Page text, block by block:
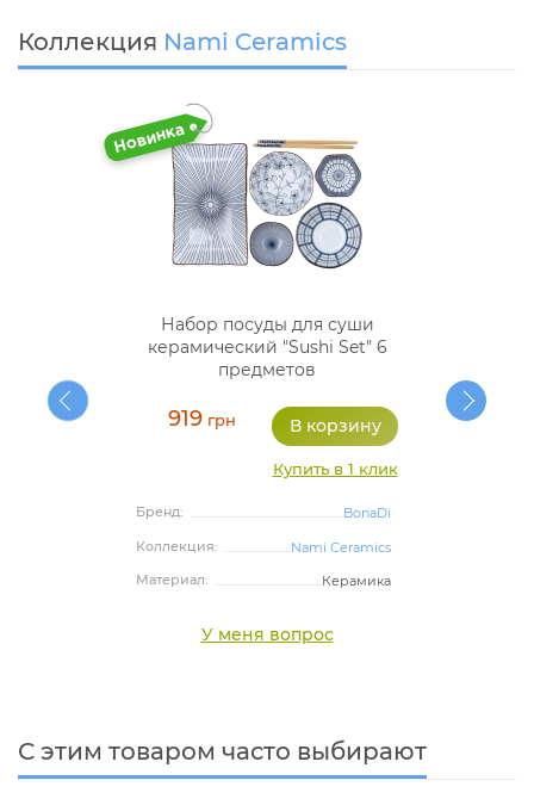
Коллекция Nami Ceramics
Набор посуды для суши
керамический "Sushi Set" 6
предметов
919грн
Купить в 1 клик
Бренд:
BonaDi
Коллекция:
Nami Ceramics
Материал:
Керамика
У меня вопрос
С этим товаром часто выбирают